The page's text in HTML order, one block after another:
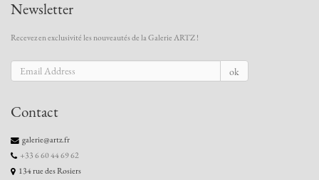
Newsletter
Recevez en exclusivité les nouveautés de la Galerie ARTZ !
ok
Contact
galerie@artz.fr
+33 6 60 44 69 62
134 rue des Rosiers